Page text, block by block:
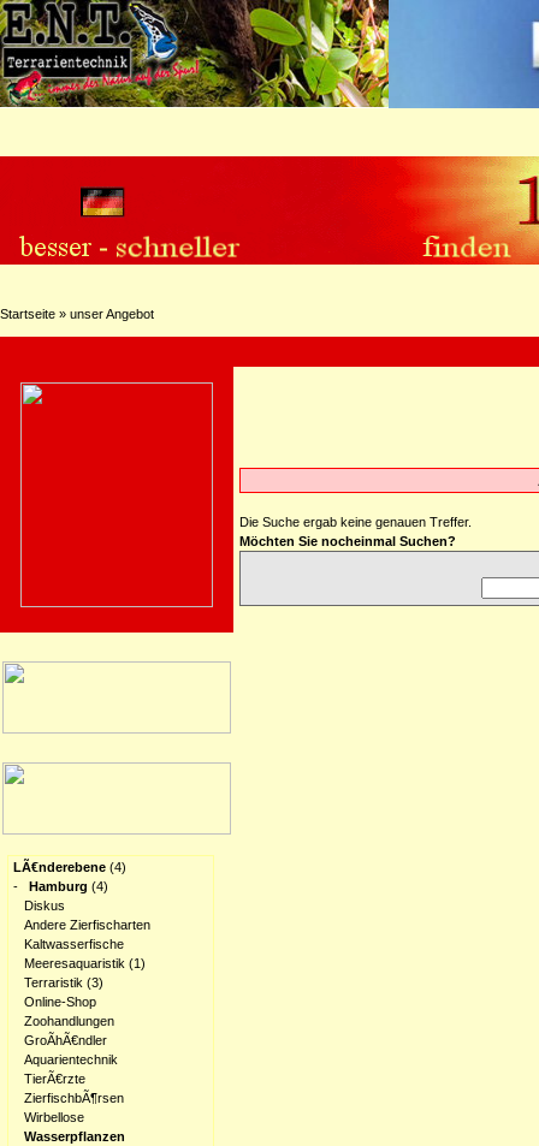
Startseite » unser Angebot
LÃ€nderebene (4)
- Hamburg (4)
Diskus
Andere Zierfischarten
Kaltwasserfische
Meeresaquaristik (1)
Terraristik (3)
Online-Shop
Zoohandlungen
GroÃhÃ€ndler
Aquarientechnik
TierÃ€rzte
ZierfischbÃ¶rsen
Wirbellose
Wasserpflanzen
Die Suche ergab keine genauen Treffer.
Möchten Sie nocheinmal Suchen?